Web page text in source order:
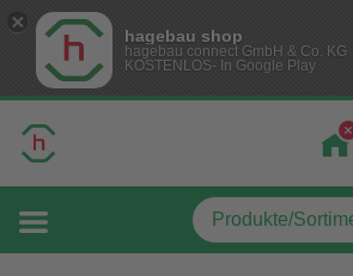
hagebau shop
hagebau connect GmbH & Co. KG
KOSTENLOS- In Google Play